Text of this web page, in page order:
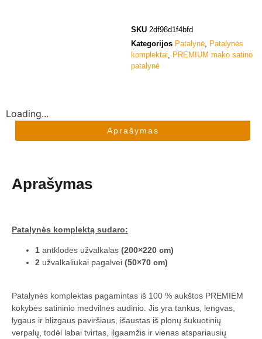
SKU 2df98d1f4bfd
Kategorijos Patalynė, Patalynės
komplektai, PREMIUM mako satino
patalynė
Loading...
Aprašymas
Aprašymas
Patalynės komplektą sudaro:
1 antklodės užvalkalas (200×220 cm)
2 užvalkaliukai pagalvei (50×70 cm)
Patalynės komplektas pagamintas iš 100 % aukštos PREMIEM
kokybės satininio medvilnės audinio. Jis yra tankus, lengvas,
lygaus ir blizgaus paviršiaus, išaustas iš plonų šukuotinių
verpalų, todėl labai tvirtas, ilgaamžis ir vienas atspariausių